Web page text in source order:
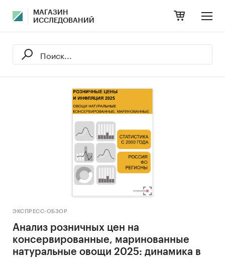
МАГАЗИН
ИССЛЕДОВАНИЙ
ЭКСПРЕСС-ОБЗОР
Анализ розничных цен на
консервированные, маринованные
натуральные овощи 2025: динамика в